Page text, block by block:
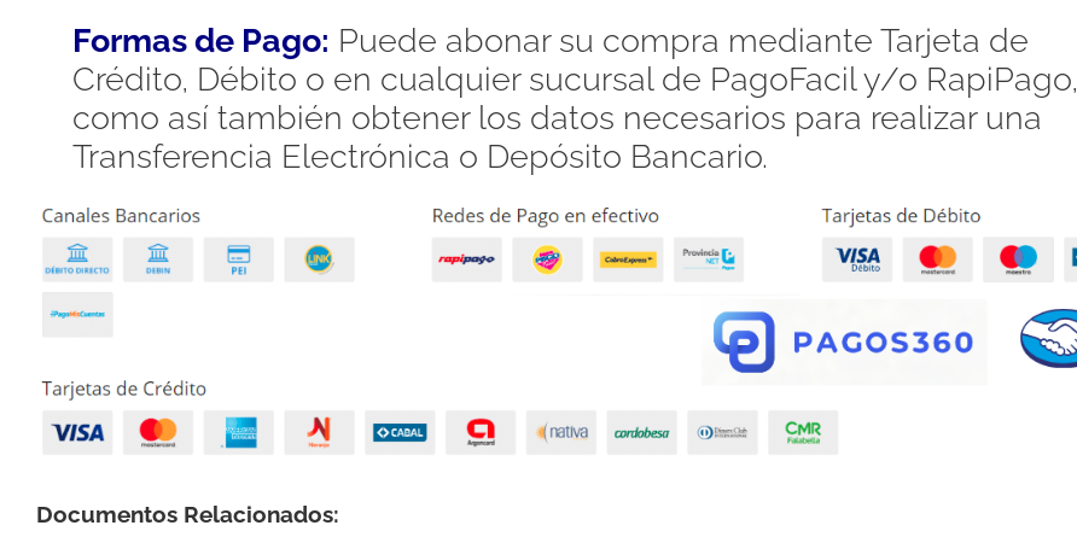
Formas de Pago: Puede abonar su compra mediante Tarjeta de
Crédito, Débito o en cualquier sucursal de PagoFacil y/o RapiPago,
como así también obtener los datos necesarios para realizar una
Transferencia Electrónica o Depósito Bancario.
Documentos Relacionados: